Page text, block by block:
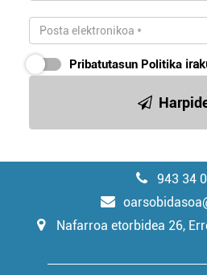
Pribatutasun Politika
943 34
Nafarroa etorbidea 26,